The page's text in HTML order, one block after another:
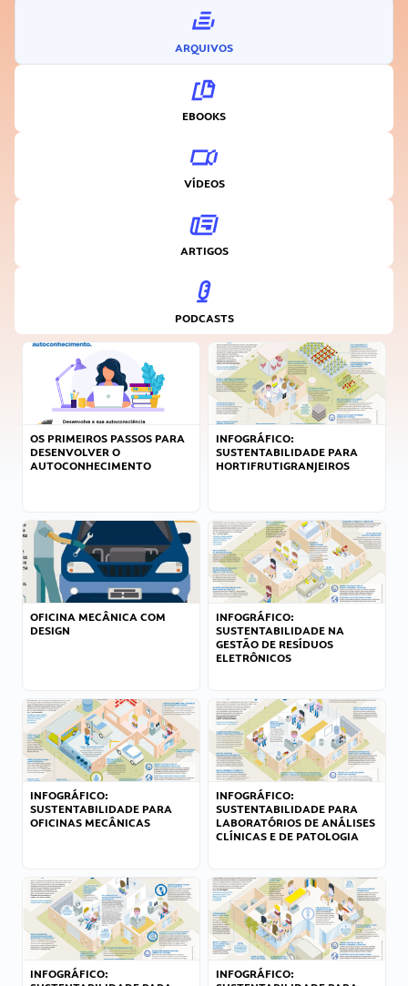
ARQUIVOS
EBOOKS
VÍDEOS
ARTIGOS
PODCASTS
OS PRIMEIROS PASSOS PARA
DESENVOLVER O
AUTOCONHECIMENTO
INFOGRÁFICO:
SUSTENTABILIDADE PARA
HORTIFRUTIGRANJEIROS
OFICINA MECÂNICA COM
DESIGN
INFOGRÁFICO:
SUSTENTABILIDADE NA
GESTÃO DE RESÍDUOS
ELETRÔNICOS
INFOGRÁFICO:
SUSTENTABILIDADE PARA
OFICINAS MECÂNICAS
INFOGRÁFICO:
SUSTENTABILIDADE PARA
LABORATÓRIOS DE ANÁLISES
CLÍNICAS E DE PATOLOGIA
INFOGRÁFICO:
INFOGRÁFICO: